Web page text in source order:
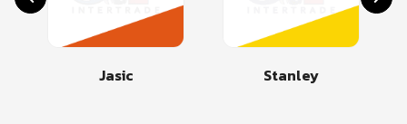
Jasic Stanley